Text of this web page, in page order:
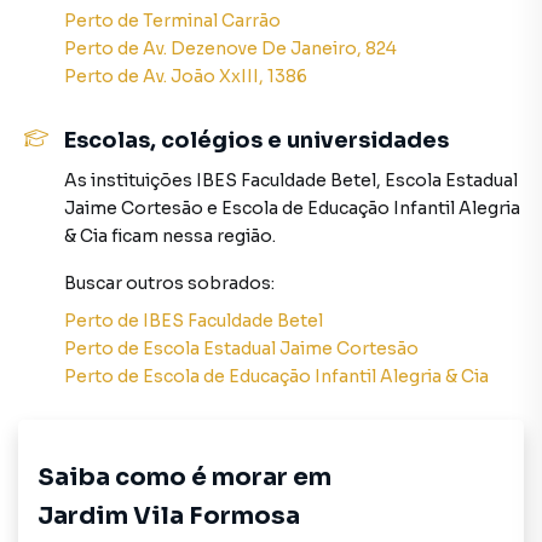
A Rocha Marqueze Imóveis tem mais opções de
apartamentos, casas residenciais e comerciais, sobrados,
empreendimentos em construção ou lançamentos na
planta em Jardim Vila Formosa e em outras regiões de São
Paulo. Aqui você encontra milhares de ofertas para
encontrar o imóvel que mais combina com seu estilo de
Negocie seu imóvel de forma totalmente online, com
segurança e tranquilidade. Na Rocha Marqueze Imóveis
você consegue comprar ou alugar um imóvel em São Paulo
mesmo não estando na cidade e com a praticidade de
simplificar a relação de proprietários, inquilinos e
compradores com o mercado imobiliário.
Perto de Terminal Carrão
Perto de Av. Dezenove De Janeiro, 824
Perto de Av. João XxIII, 1386
Escolas, colégios e universidades
As instituições IBES Faculdade Betel, Escola Estadual
Jaime Cortesão e Escola de Educação Infantil Alegria
& Cia ficam nessa região.
Buscar outros sobrados:
Perto de IBES Faculdade Betel
Perto de Escola Estadual Jaime Cortesão
Perto de Escola de Educação Infantil Alegria & Cia
Saiba como é morar em
Jardim Vila Formosa